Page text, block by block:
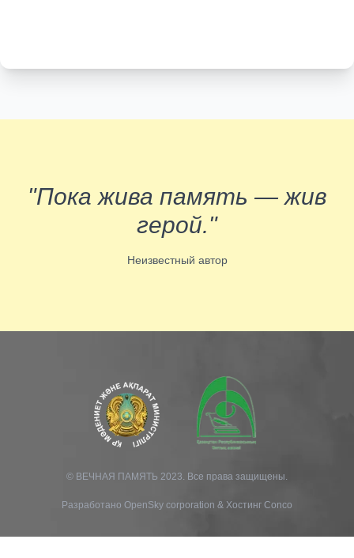
"Пока жива память — жив
герой."
Неизвестный автор
© ВЕЧНАЯ ПАМЯТЬ 2023. Все права защищены.
Разработано OpenSky corporation & Хостинг Conco